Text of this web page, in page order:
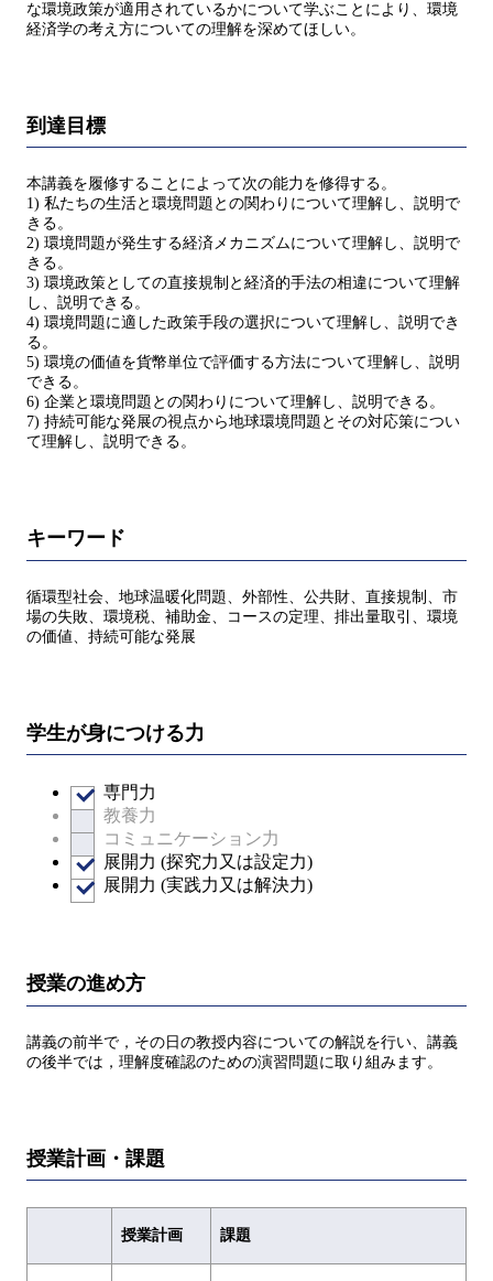
な環境政策が適用されているかについて学ぶことにより、環境
経済学の考え方についての理解を深めてほしい。
到達目標
本講義を履修することによって次の能力を修得する。
1) 私たちの生活と環境問題との関わりについて理解し、説明で
きる。
2) 環境問題が発生する経済メカニズムについて理解し、説明で
きる。
3) 環境政策としての直接規制と経済的手法の相違について理解
し、説明できる。
4) 環境問題に適した政策手段の選択について理解し、説明でき
る。
5) 環境の価値を貨幣単位で評価する方法について理解し、説明
できる。
6) 企業と環境問題との関わりについて理解し、説明できる。
7) 持続可能な発展の視点から地球環境問題とその対応策につい
て理解し、説明できる。
キーワード
循環型社会、地球温暖化問題、外部性、公共財、直接規制、市
場の失敗、環境税、補助金、コースの定理、排出量取引、環境
の価値、持続可能な発展
学生が身につける力
専門力
教養力
コミュニケーション力
展開力 (探究力又は設定力)
展開力 (実践力又は解決力)
授業の進め方
講義の前半で，その日の教授内容についての解説を行い、講義
の後半では，理解度確認のための演習問題に取り組みます。
授業計画・課題
授業計画 課題